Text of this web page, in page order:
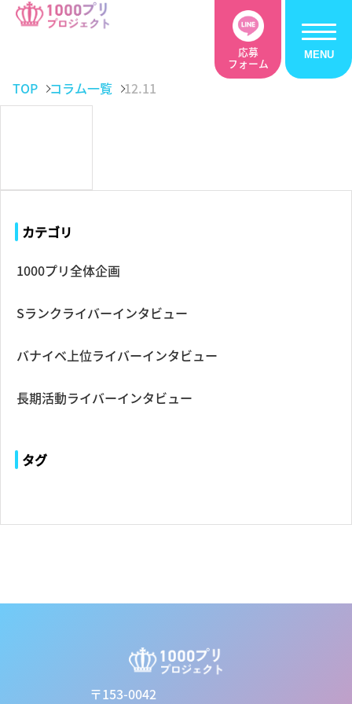
応募
フォーム
TOP コラム一覧 12.11
カテゴリ
1000プリ全体企画
Sランクライバーインタビュー
バナイベ上位ライバーインタビュー
長期活動ライバーインタビュー
タグ
〒153-0042